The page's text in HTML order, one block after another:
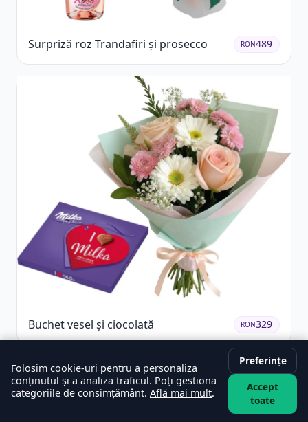
Surpriză roz Trandafiri și prosecco RON489
Buchet vesel și ciocolată RON329
Folosim cookie-uri pentru a personaliza
conținutul și a analiza traficul. Poți gestiona
categoriile de consimțământ. Află mai mult.
Preferințe
Accept
toate